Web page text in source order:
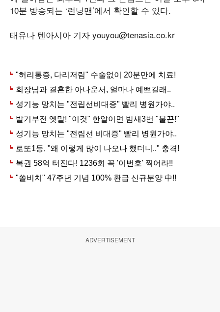
10분 방송되는 ‘런닝맨’에서 확인할 수 있다.
태유나 텐아시아 기자 youyou@tenasia.co.kr
ADVERTISEMENT